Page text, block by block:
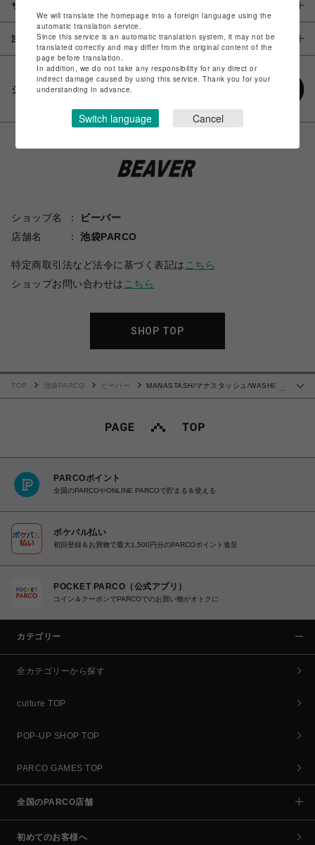
サイズ
注意事項
シェアする
ショップ名
ビーバー
店舗名
池袋PARCO
特定商取引法など法令に基づく表記は こちら
ショップお問い合わせは こちら
SHOP TOP
TOP 池袋PARCO ビーバー
MANASTASH/マナスタッシュ/WASHED
PARCOポイント
全国のPARCOやONLINE PARCOで貯まる＆使える
ポケパル払い
初回登録＆お買物で最大1,500円分のPARCOポイント進呈
POCKET PARCO（公式アプリ）
コイン＆クーポンでPARCOでのお買い物がオトクに
カテゴリー
全カテゴリーから探す
culture TOP
POP-UP SHOP TOP
PARCO GAMES TOP
全国のPARCO店舗
初めてのお客様へ
We will translate the homepage into a foreign language using the
automatic translation service.
Since this service is an automatic translation system, it may not be
translated correctly and may differ from the original content of the
page before translation.
In addition, we do not take any responsibility for any direct or
indirect damage caused by using this service. Thank you for your
understanding in advance.
Switch language Cancel